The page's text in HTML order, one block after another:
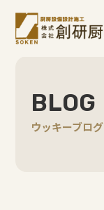
BLOG
ウッキーブログ